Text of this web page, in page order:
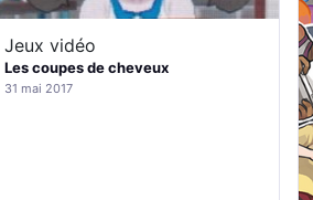
Jeux vidéo
Les coupes de cheveux
31 mai 2017